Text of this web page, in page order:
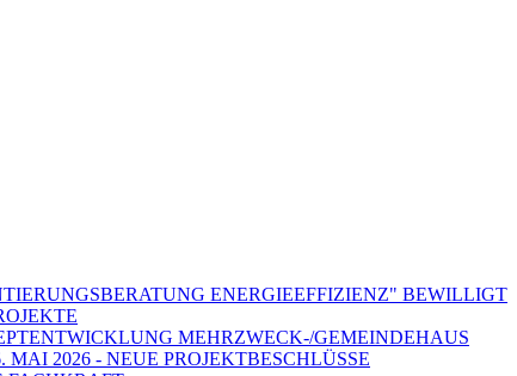
ENERGIEEFFIZIENZ" BEWILLIGT
MEHRZWECK-/GEMEINDEHAUS
2026 - NEUE PROJEKTBESCHLÜSSE